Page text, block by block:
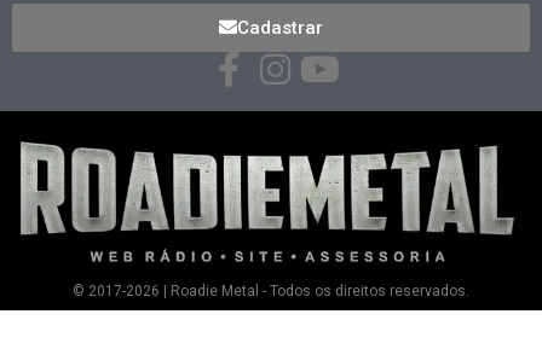
Cadastrar
© 2017-2026 | Roadie Metal - Todos os direitos reservados.